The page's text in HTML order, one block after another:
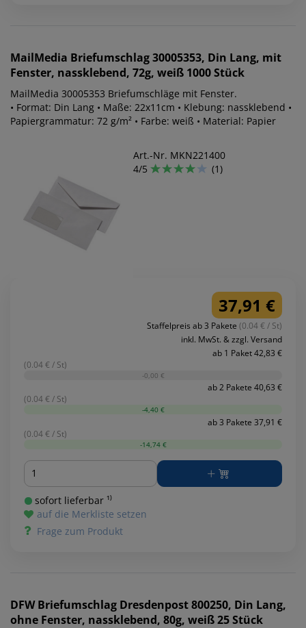
MailMedia Briefumschlag 30005353, Din Lang, mit
Fenster, nassklebend, 72g, weiß 1000 Stück
MailMedia 30005353 Briefumschläge mit Fenster.
• Format: Din Lang • Maße: 22x11cm • Klebung: nassklebend •
Papiergrammatur: 72 g/m² • Farbe: weiß • Material: Papier
Art.-Nr. MKN221400
4/5
(1)
37,91 €
Staffelpreis ab 3 Pakete (0.04 € / St)
inkl. MwSt. & zzgl. Versand
ab 1 Paket 42,83 €
(0.04 € / St)
-0,00 €
ab 2 Pakete 40,63 €
(0.04 € / St)
-4,40 €
ab 3 Pakete 37,91 €
(0.04 € / St)
-14,74 €
Menge
sofort lieferbar ¹⁾
auf die Merkliste setzen
Frage zum Produkt
DFW Briefumschlag Dresdenpost 800250, Din Lang,
ohne Fenster, nassklebend, 80g, weiß 25 Stück